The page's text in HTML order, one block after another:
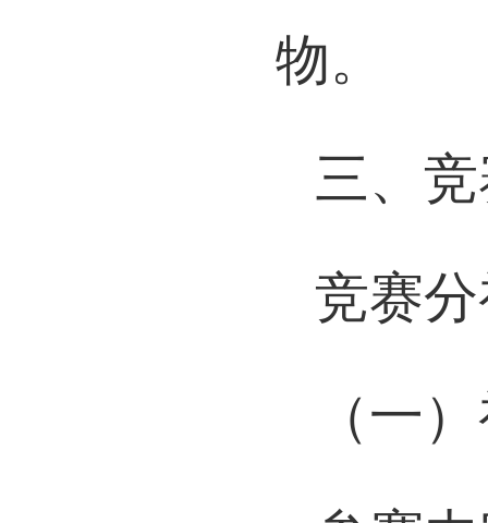
物。
三、
竞赛
（一